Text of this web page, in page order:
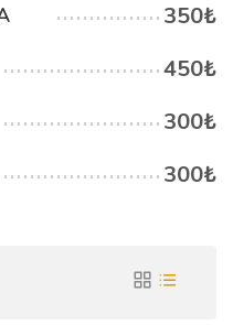
350₺
450₺
300₺
300₺